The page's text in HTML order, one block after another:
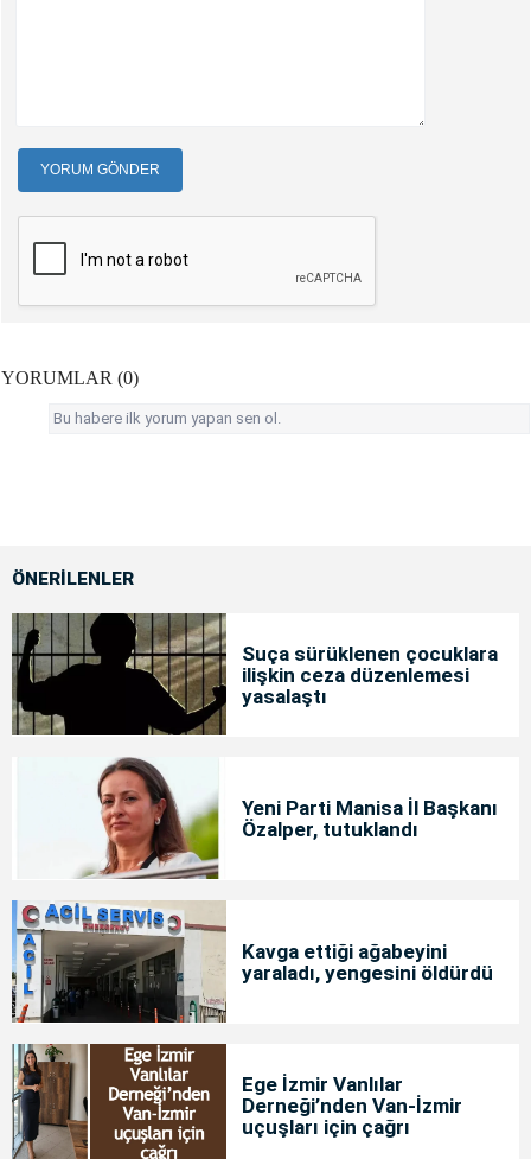
YORUM GÖNDER
YORUMLAR (0)
Bu habere ilk yorum yapan sen ol.
ÖNERİLENLER
Suça sürüklenen çocuklara
ilişkin ceza düzenlemesi
yasalaştı
Yeni Parti Manisa İl Başkanı
Özalper, tutuklandı
Kavga ettiği ağabeyini
yaraladı, yengesini öldürdü
Ege İzmir Vanlılar
Derneği’nden Van-İzmir
uçuşları için çağrı